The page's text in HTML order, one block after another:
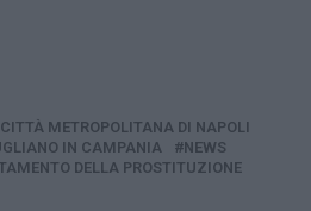
CITTÀ METROPOLITANA DI NAPOLI
IN CAMPANIA
NEWS
DELLA PROSTITUZIONE